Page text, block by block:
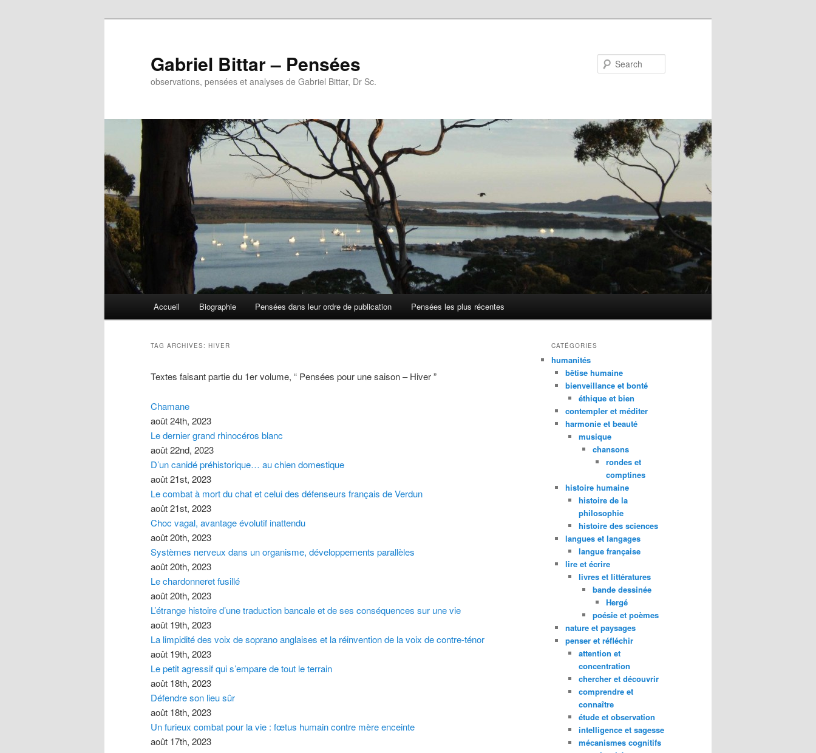
Gabriel Bittar – Pensées
observations, pensées et analyses de Gabriel Bittar, Dr Sc.
Skip to primary content
Skip to secondary content
Accueil Biographie Pensées dans leur ordre de publication Pensées les plus récentes
TAG ARCHIVES: HIVER
Textes faisant partie du 1er volume, “ Pensées pour une saison – Hiver ”
Chamane
août 24th, 2023
Le dernier grand rhinocéros blanc
août 22nd, 2023
D’un canidé préhistorique… au chien domestique
août 21st, 2023
Le combat à mort du chat et celui des défenseurs français de Verdun
août 21st, 2023
Choc vagal, avantage évolutif inattendu
août 20th, 2023
Systèmes nerveux dans un organisme, développements parallèles
août 20th, 2023
Le chardonneret fusillé
août 20th, 2023
L’étrange histoire d’une traduction bancale et de ses conséquences sur une vie
août 19th, 2023
La limpidité des voix de soprano anglaises et la réinvention de la voix de contre-ténor
août 19th, 2023
Le petit agressif qui s’empare de tout le terrain
août 18th, 2023
Défendre son lieu sûr
août 18th, 2023
Un furieux combat pour la vie : fœtus humain contre mère enceinte
août 17th, 2023
CATÉGORIES
humanités
bêtise humaine
bienveillance et bonté
éthique et bien
contempler et méditer
harmonie et beauté
musique
chansons
rondes et
comptines
histoire humaine
histoire de la
philosophie
histoire des sciences
langues et langages
langue française
lire et écrire
livres et littératures
bande dessinée
Hergé
poésie et poèmes
nature et paysages
penser et réfléchir
attention et
concentration
chercher et découvrir
comprendre et
connaître
étude et observation
intelligence et sagesse
mécanismes cognitifs